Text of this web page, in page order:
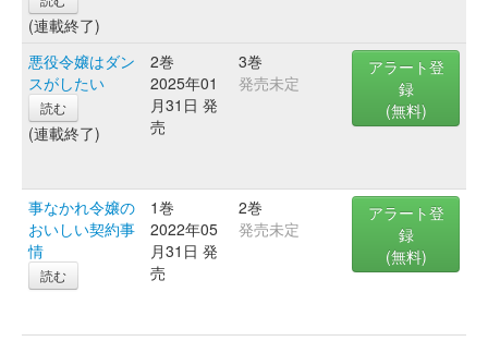
(連載終了)
悪役令嬢はダン
スがしたい
読む
(連載終了)
2巻
2025年01
月31日 発
売
3巻
発売未定
アラート登
録
(無料)
事なかれ令嬢の
おいしい契約事
情
読む
1巻
2022年05
月31日 発
売
2巻
発売未定
アラート登
録
(無料)